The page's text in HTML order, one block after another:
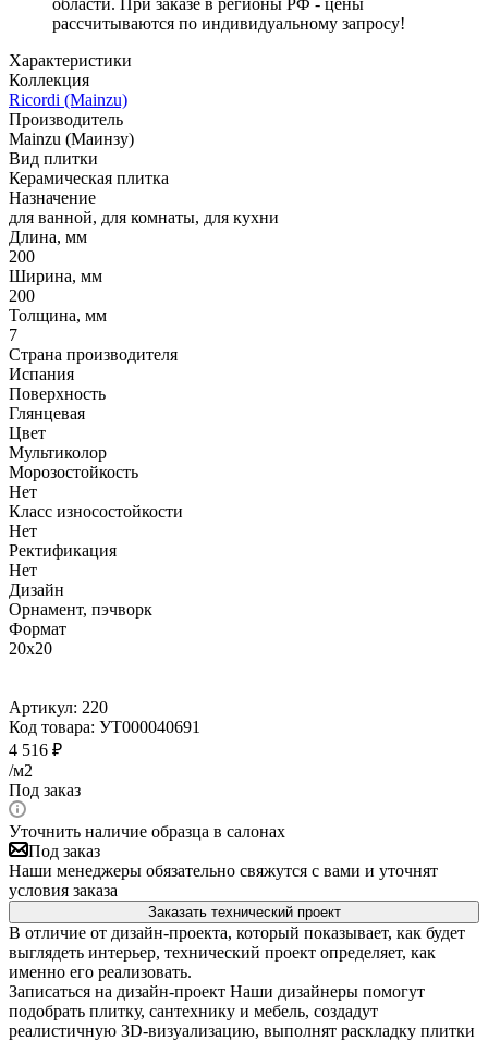
рассчитываются по индивидуальному запросу!
Характеристики
Коллекция
Ricordi (Mainzu)
Производитель
Mainzu (Маинзу)
Вид плитки
Керамическая плитка
Назначение
для ванной, для комнаты, для кухни
Длина, мм
200
Ширина, мм
200
Толщина, мм
7
Страна производителя
Испания
Поверхность
Глянцевая
Цвет
Мультиколор
Морозостойкость
Нет
Класс износостойкости
Нет
Ректификация
Нет
Дизайн
Орнамент, пэчворк
Формат
20x20
Артикул: 220
Код товара: УТ000040691
4 516 ₽
/м2
Под заказ
Уточнить наличие образца в салонах
Под заказ
Наши менеджеры обязательно свяжутся с вами и уточнят
условия заказа
Заказать технический проект
В отличие от дизайн-проекта, который показывает, как будет
выглядеть интерьер, технический проект определяет, как
именно его реализовать.
Записаться на дизайн-проект Наши дизайнеры помогут
подобрать плитку, сантехнику и мебель, создадут
реалистичную 3D-визуализацию, выполнят раскладку плитки